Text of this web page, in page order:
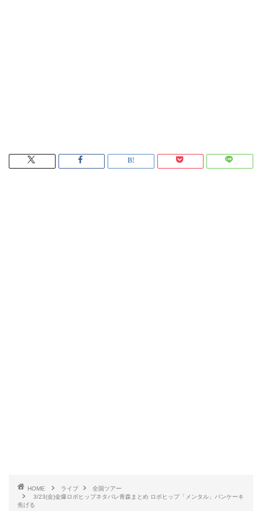
HOME ライブ
全国ツアー
3/23(金)金爆ロボヒップネタバレ青森まとめ ロボヒップ「メンタル」パンケーキ
焦げる